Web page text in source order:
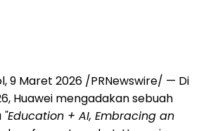
9 Maret 2026 /PRNewswire/ — Di
Huawei mengadakan sebuah
"Education + AI, Embracing an